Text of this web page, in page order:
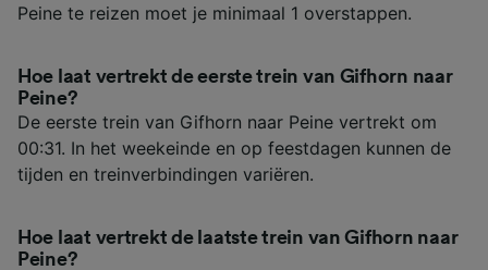
Peine te reizen moet je minimaal 1 overstappen.
Hoe laat vertrekt de eerste trein van Gifhorn naar
Peine?
De eerste trein van Gifhorn naar Peine vertrekt om
00:31. In het weekeinde en op feestdagen kunnen de
tijden en treinverbindingen variëren.
Hoe laat vertrekt de laatste trein van Gifhorn naar
Peine?